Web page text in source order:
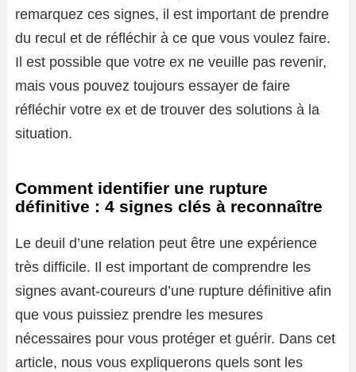
remarquez ces signes, il est important de prendre
du recul et de réfléchir à ce que vous voulez faire.
Il est possible que votre ex ne veuille pas revenir,
mais vous pouvez toujours essayer de faire
réfléchir votre ex et de trouver des solutions à la
situation.
Comment identifier une rupture
définitive : 4 signes clés à reconnaître
Le deuil d’une relation peut être une expérience
très difficile. Il est important de comprendre les
signes avant-coureurs d’une rupture définitive afin
que vous puissiez prendre les mesures
nécessaires pour vous protéger et guérir. Dans cet
article, nous vous expliquerons quels sont les